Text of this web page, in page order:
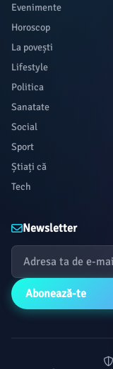
Evenimente
Horoscop
La povești
Lifestyle
Politica
Sanatate
Social
Sport
Știați că
Tech
Newsletter
Abonează-te